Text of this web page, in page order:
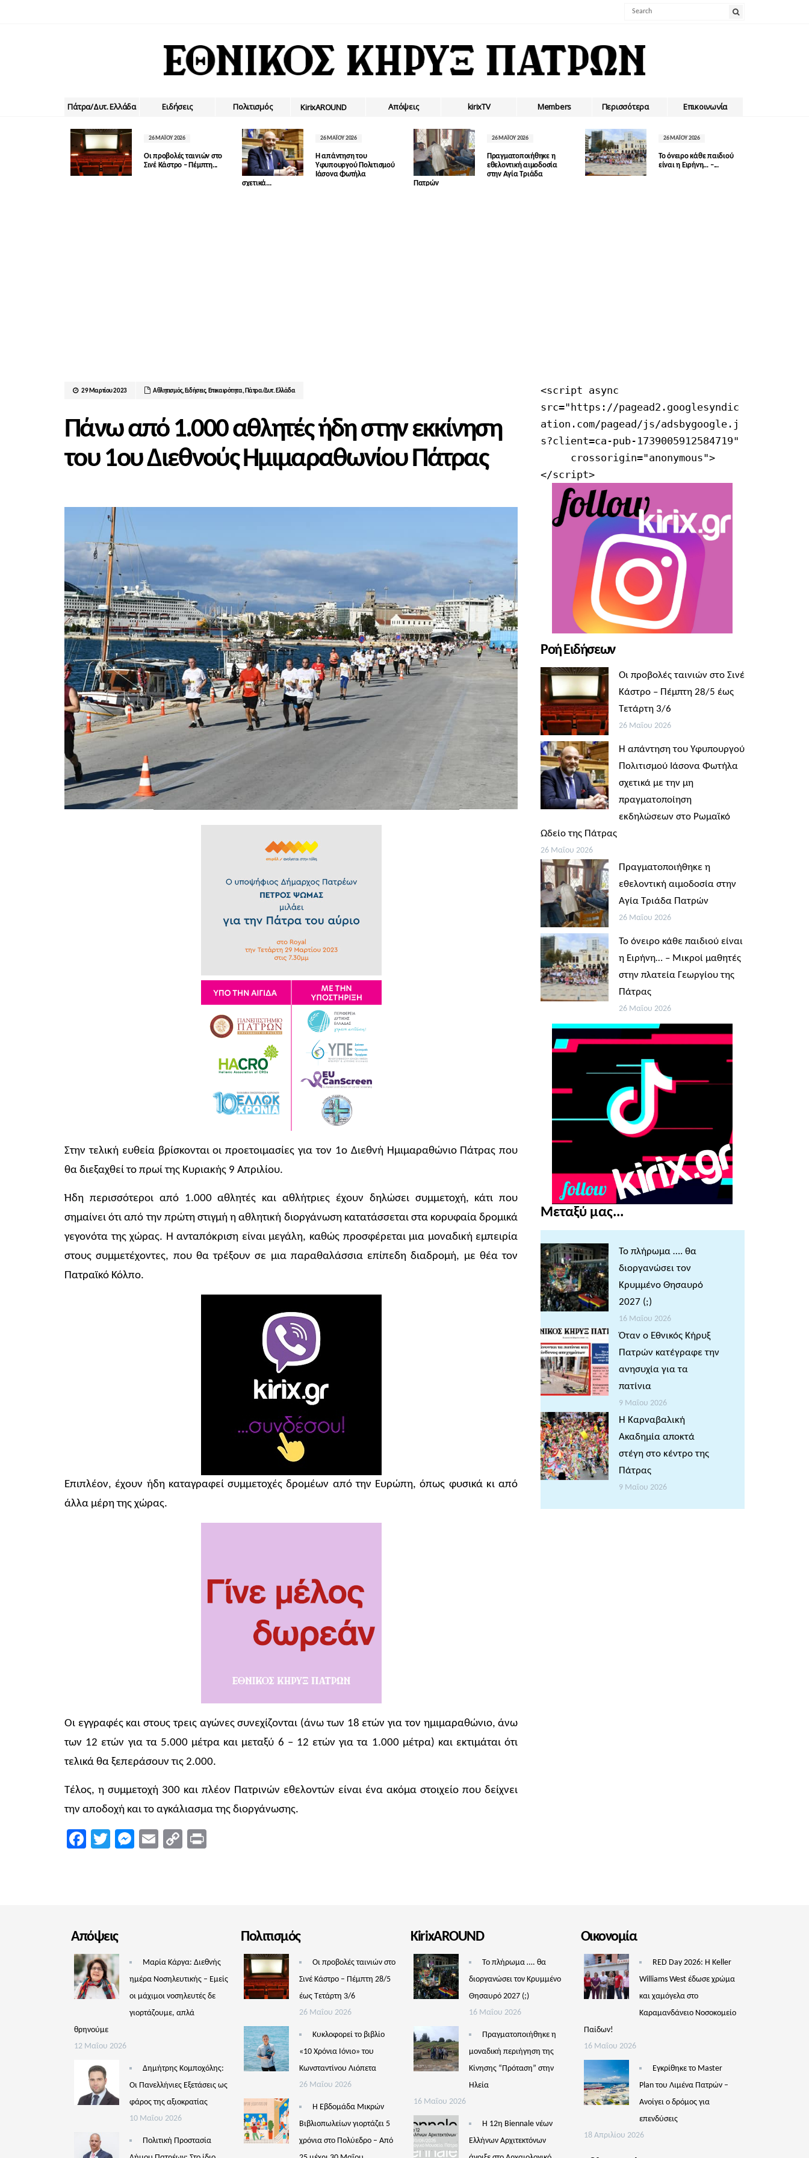
Πάτρα/Δυτ. Ελλάδα Ειδήσεις Πολιτισμός ΚirixAROUND Απόψεις kirixTV Members Περισσότερα Επικοινωνία
26 ΜΑΪ́ΟΥ 2026
Οι προβολές ταινιών στο
Σινέ Κάστρο – Πέμπτη...
26 ΜΑΪ́ΟΥ 2026
Η απάντηση του
Υφυπουργού Πολιτισμού
Ιάσονα Φωτήλα
σχετικά...
26 ΜΑΪ́ΟΥ 2026
Πραγματοποιήθηκε η
εθελοντική αιμοδοσία
στην Αγία Τριάδα
Πατρών
26 ΜΑΪ́ΟΥ 2026
Το όνειρο κάθε παιδιού
είναι η Ειρήνη… –...
29 Μαρτίου 2023 Αθλητισμός,Ειδήσεις,Επικαιρότητα,Πάτρα/Δυτ. Ελλάδα
Πάνω από 1.000 αθλητές ήδη στην εκκίνηση
του 1ου ∆ιεθνούς Ημιμαραθωνίου Πάτρας
Στην τελική ευθεία βρίσκονται οι προετοιμασίες για τον 1ο ∆ιεθνή Ημιμαραθώνιο Πάτρας που
θα διεξαχθεί το πρωί της Κυριακής 9 Απριλίου.
Ήδη περισσότεροι από 1.000 αθλητές και αθλήτριες έχουν δηλώσει συμμετοχή, κάτι που
σημαίνει ότι από την πρώτη στιγμή η αθλητική διοργάνωση κατατάσσεται στα κορυφαία δρομικά
γεγονότα της χώρας. Η ανταπόκριση είναι μεγάλη, καθώς προσφέρεται μια μοναδική εμπειρία
στους συμμετέχοντες, που θα τρέξουν σε μια παραθαλάσσια επίπεδη διαδρομή, με θέα τον
Πατραϊκό Κόλπο.
Επιπλέον, έχουν ήδη καταγραφεί συμμετοχές δρομέων από την Ευρώπη, όπως φυσικά κι από
άλλα μέρη της χώρας.
Οι εγγραφές και στους τρεις αγώνες συνεχίζονται (άνω των 18 ετών για τον ημιμαραθώνιο, άνω
των 12 ετών για τα 5.000 μέτρα και μεταξύ 6 – 12 ετών για τα 1.000 μέτρα) και εκτιμάται ότι
τελικά θα ξεπεράσουν τις 2.000.
Τέλος, η συμμετοχή 300 και πλέον Πατρινών εθελοντών είναι ένα ακόμα στοιχείο που δείχνει
την αποδοχή και το αγκάλιασμα της διοργάνωσης.
Facebook
TwitterMessenger
EmailCopy
<script async
src="https://pagead2.googlesyndic
ation.com/pagead/js/adsbygoogle.j
s?client=ca-pub-1739005912584719"
</script>
Ροή Ειδήσεων
Οι προβολές ταινιών στο Σινέ
Κάστρο – Πέμπτη 28/5 έως
Τετάρτη 3/6
26 Μαΐου 2026
Η απάντηση του Υφυπουργού
Πολιτισμού Ιάσονα Φωτήλα
σχετικά με την μη
πραγματοποίηση
εκδηλώσεων στο Ρωμαϊκό
Ωδείο της Πάτρας
26 Μαΐου 2026
Πραγματοποιήθηκε η
εθελοντική αιμοδοσία στην
Αγία Τριάδα Πατρών
26 Μαΐου 2026
Το όνειρο κάθε παιδιού είναι
η Ειρήνη… – Μικροί μαθητές
στην πλατεία Γεωργίου της
Πάτρας
26 Μαΐου 2026
Μεταξύ μας...
Το πλήρωμα …. θα
διοργανώσει τον
Κρυμμένο Θησαυρό
2027 (;)
16 Μαΐου 2026
Όταν ο Εθνικός Κήρυξ
Πατρών κατέγραφε την
ανησυχία για τα
πατίνια
9 Μαΐου 2026
Η Καρναβαλική
Ακαδημία αποκτά
στέγη στο κέντρο της
Πάτρας
9 Μαΐου 2026
Απόψεις
Μαρία Κάργα: Διεθνής
ημέρα Νοσηλευτικής – Εμείς
οι μάχιμοι νοσηλευτές δε
γιορτάζουμε, απλά
θρηνούμε
12 Μαΐου 2026
Δημήτρης Κομποχόλης:
Οι Πανελλήνιες Εξετάσεις ως
φάρος της αξιοκρατίας
10 Μαΐου 2026
Πολιτική Προστασία
Πολιτισμός
Οι προβολές ταινιών στο
Σινέ Κάστρο – Πέμπτη 28/5
έως Τετάρτη 3/6
26 Μαΐου 2026
Κυκλοφορεί το βιβλίο
«10 Χρόνια Ιόνιο» του
Κωνσταντίνου Λιόπετα
26 Μαΐου 2026
Η Εβδομάδα Μικρών
Βιβλιοπωλείων γιορτάζει 5
χρόνια στο Πολύεδρο – Από
KirixAROUND
Το πλήρωμα …. θα
διοργανώσει τον Κρυμμένο
Θησαυρό 2027 (;)
16 Μαΐου 2026
Πραγματοποιήθηκε η
μοναδική περιήγηση της
Κίνησης “Πρόταση” στην
Ηλεία
16 Μαΐου 2026
Η 12η Biennale νέων
Ελλήνων Αρχιτεκτόνων
Οικονομία
RED Day 2026: Η Keller
Williams West έδωσε χρώμα
και χαμόγελα στο
Καραμανδάνειο Νοσοκομείο
Παίδων!
16 Μαΐου 2026
Εγκρίθηκε το Master
Plan του Λιμένα Πατρών –
Aνοίγει ο δρόμος για
επενδύσεις
18 Απριλίου 2026